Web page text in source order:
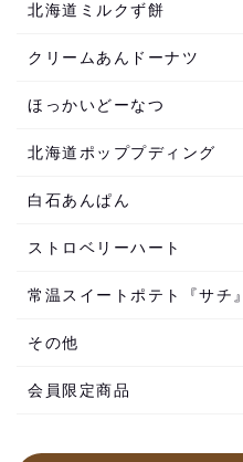
北海道ミルクず餅
クリームあんドーナツ
ほっかいどーなつ
北海道ポッププディング
白石あんぱん
ストロベリーハート
常温スイートポテト『サチ』
その他
会員限定商品